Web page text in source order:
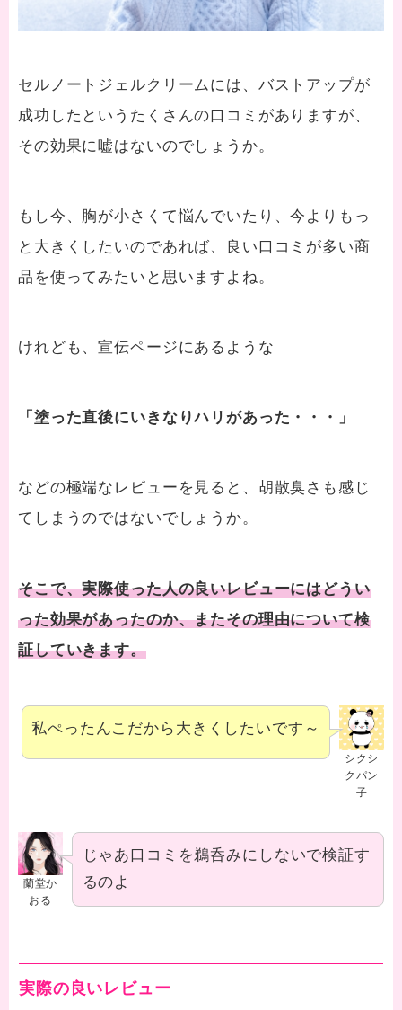
セルノートジェルクリームには、バストアップが
成功したというたくさんの口コミがありますが、
その効果に嘘はないのでしょうか。
もし今、胸が小さくて悩んでいたり、今よりもっ
と大きくしたいのであれば、良い口コミが多い商
品を使ってみたいと思いますよね。
けれども、宣伝ページにあるような
「塗った直後にいきなりハリがあった・・・」
などの極端なレビューを見ると、胡散臭さも感じ
てしまうのではないでしょうか。
そこで、実際使った人の良いレビューにはどうい
った効果があったのか、またその理由について検
証していきます。
シクシ
クパン
子
私ぺったんこだから大きくしたいです～
蘭堂か
おる
じゃあ口コミを鵜呑みにしないで検証す
るのよ
実際の良いレビュー